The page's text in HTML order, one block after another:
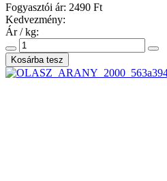
Fogyasztói ár: 2490 Ft
Kedvezmény:
Ár / kg: